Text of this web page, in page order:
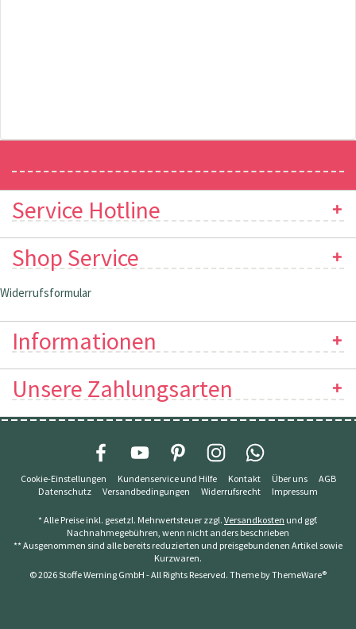
Service Hotline
Shop Service
Widerrufsformular
Informationen
Unsere Zahlungsarten
Cookie-Einstellungen Kundenservice und Hilfe Kontakt Über uns
AGB
Datenschutz
Versandbedingungen Widerrufsrecht Impressum
* Alle Preise inkl. gesetzl. Mehrwertsteuer zzgl. Versandkosten und ggf.
Nachnahmegebühren, wenn nicht anders beschrieben
** Ausgenommen sind alle bereits reduzierten und preisgebundenen Artikel sowie
Kurzwaren.
© 2026 Stoffe Werning GmbH - All Rights Reserved. Theme byThemeWare®